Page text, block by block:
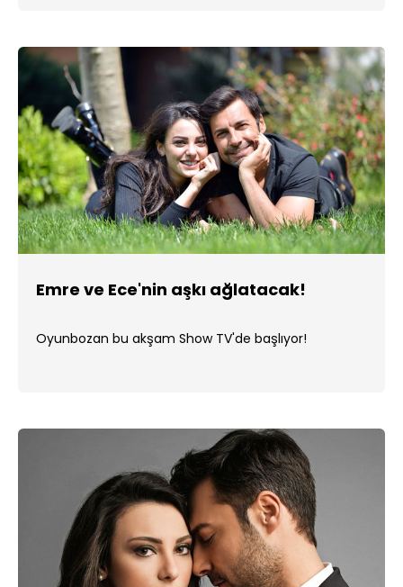
Emre ve Ece'nin aşkı ağlatacak!
Oyunbozan bu akşam Show TV'de başlıyor!